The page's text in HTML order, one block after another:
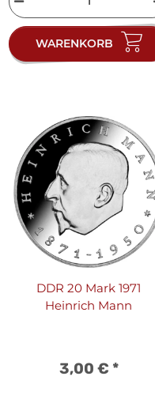
WARENKORB
DDR 20 Mark 1971
Heinrich Mann
3,00 € *